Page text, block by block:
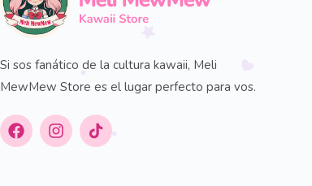
Si sos fanático de la cultura kawaii, Meli
MewMew Store es el lugar perfecto para vos.